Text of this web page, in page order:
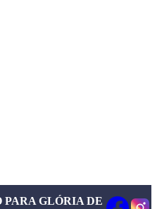
PARA GLÓRIA DE